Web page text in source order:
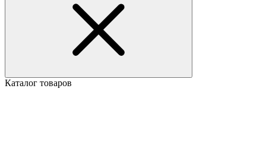
Каталог товаров